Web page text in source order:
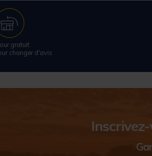
gratuit
changer d'avis